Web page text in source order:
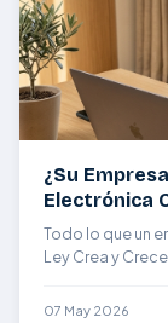
¿Su
Electrónica
Todo lo que un
Ley Crea y
07 May 2026